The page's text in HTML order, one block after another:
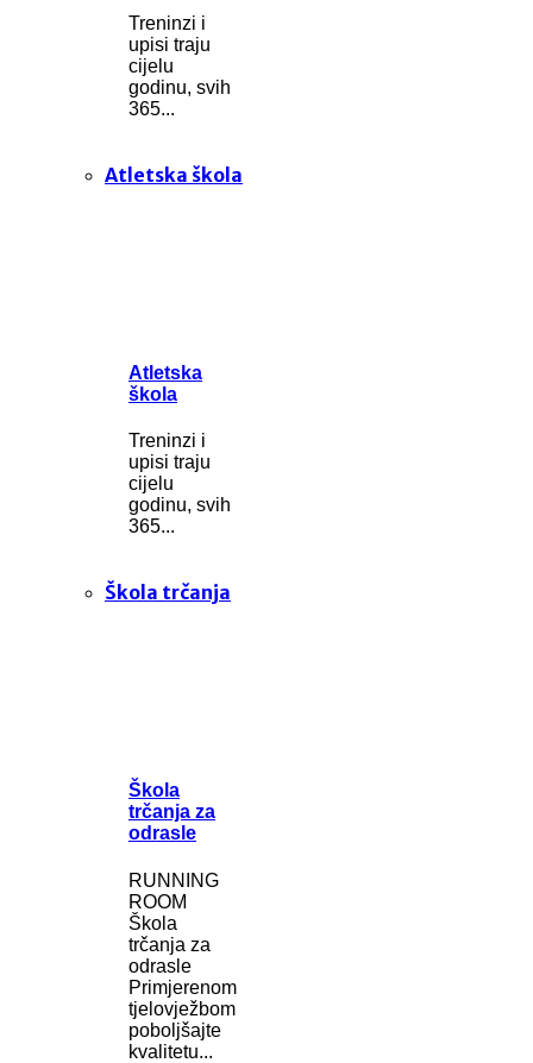
Treninzi i
upisi traju
cijelu
godinu, svih
365...
Atletska škola
Atletska
škola
Treninzi i
upisi traju
cijelu
godinu, svih
365...
Škola trčanja
Škola
trčanja za
odrasle
RUNNING
ROOM
Škola
trčanja za
odrasle
Primjerenom
tjelovježbom
poboljšajte
kvalitetu...